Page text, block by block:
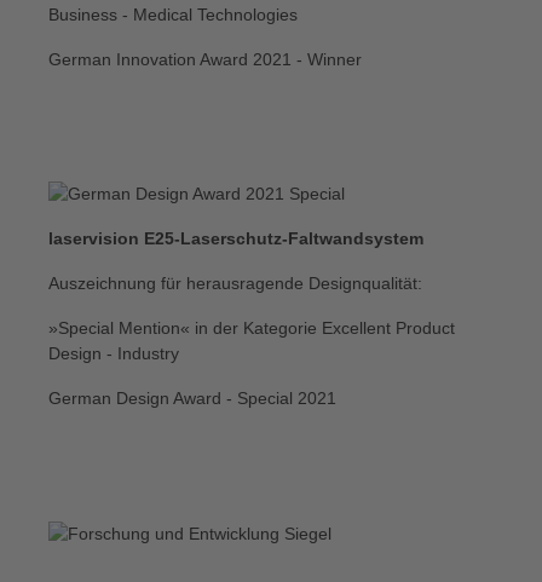
Business - Medical Technologies
German Innovation Award 2021 - Winner
laservision E25-Laserschutz-Faltwandsystem
Auszeichnung für herausragende Designqualität:
»Special Mention« in der Kategorie Excellent Product
Design - Industry
German Design Award - Special 2021